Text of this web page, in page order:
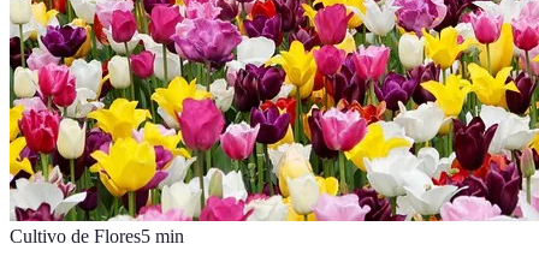
Cultivo de Flores5 min